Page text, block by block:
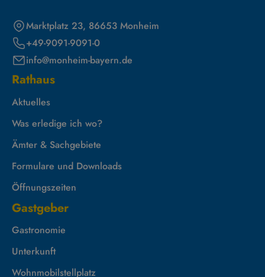
Marktplatz 23, 86653 Monheim
+49-9091-9091-0
info@monheim-bayern.de
Rathaus
Aktuelles
Was erledige ich wo?
Ämter & Sachgebiete
Formulare und Downloads
Öffnungszeiten
Gastgeber
Gastronomie
Unterkunft
Wohnmobilstellplatz